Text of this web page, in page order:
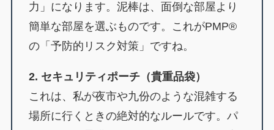
力」になります。泥棒は、面倒な部屋より
簡単な部屋を選ぶものです。これがPMP®
の「予防的リスク対策」ですね。
2. セキュリティポーチ（貴重品袋）
これは、私が夜市や九份のような混雑する
場所に行くときの絶対的なルールです。パ